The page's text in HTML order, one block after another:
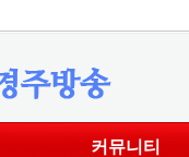
커뮤니티